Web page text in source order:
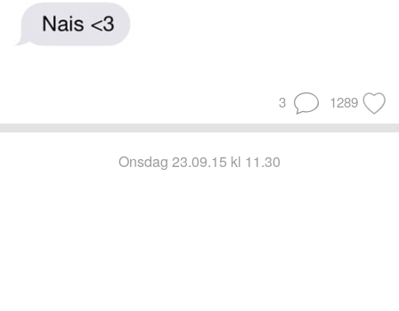
3 1289
onsdag 23.09.15 kl 11.30